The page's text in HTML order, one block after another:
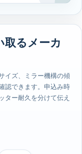
取るメーカ
イズ、ミラー機構の傾
認できます。申込み時
ター耐久を分けて伝え